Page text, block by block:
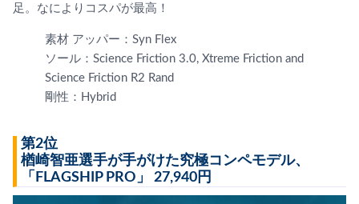
足。なによりコスパが最高！
素材 アッパー：Syn Flex
ソール：Science Friction 3.0, Xtreme Friction and
Science Friction R2 Rand
剛性：Hybrid
第2位
楢崎智亜選手が手がけた究極コンペモデル、
「FLAGSHIP PRO」 27,940円